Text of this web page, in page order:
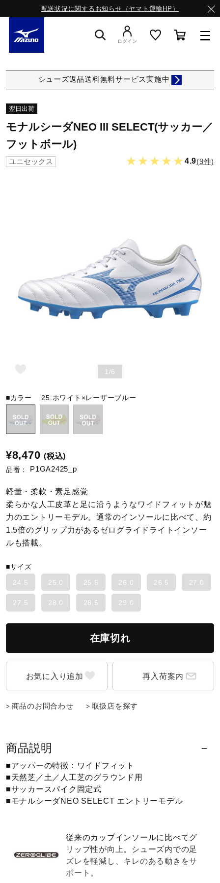
配送状況に関するお知らせ（ヤマト運輸HP）
スニーカー
ランニング
ゴルフ
テニス／ソフトテニス
陸上競技
卓球
ソフトボール
柔道
ウィンタースポーツ
ウォーキングシューズ
インナー
寝具／ミズノスリープ
サポーター
ログイン
シューズ返品送料無料サービス実施中
翌日出荷
モナルシーダNEO III SELECT(サッカー／
フットボール)
ユニセックス ★★★★★ 4.9(9件)
1/6
■カラー25:ホワイト×レーザーブルー
¥8,470 (税込)
品番： P1GA2425_p
軽量・柔軟・素足感覚
柔らかな人工皮革と足に沿うようなワイドフィットが魅
力のエントリーモデル。通常のインソールに比べて、約
1.5倍のグリップ力があるゼログライドライトインソー
ルも搭載。
■サイズ
24.5
25.0 25.5 26.0 26.5 27.0
27.5 28.0 28.5 29.0
在庫切れ
再入荷案内
商品のお問合わせ 取扱店を探す
商品説明
■アッパーの特徴：ワイドフィット
■天然芝／土／人工芝のグラウンド用
■サッカースパイク固定式
■モナルシーダNEO SELECT エントリーモデル
従来のカップインソールに比べてグ
リップ性が向上。シューズ内での足
ズレを軽減し、キレのある動きをサ
ポート。